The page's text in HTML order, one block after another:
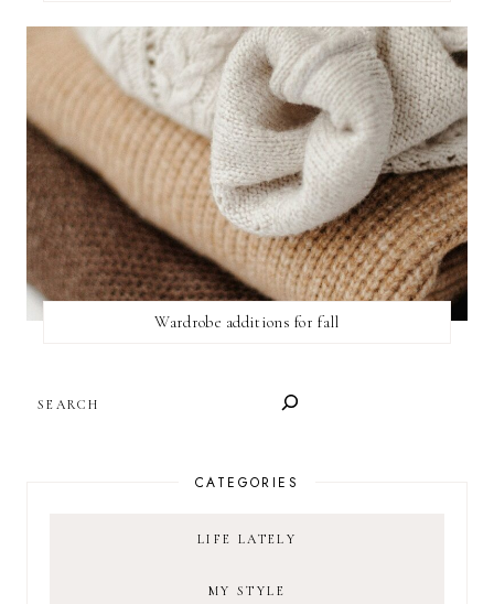
Wardrobe additions for fall
CATEGORIES
LIFE LATELY
MY STYLE